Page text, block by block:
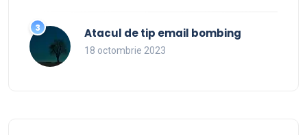
Atacul de tip email bombing
18 octombrie 2023